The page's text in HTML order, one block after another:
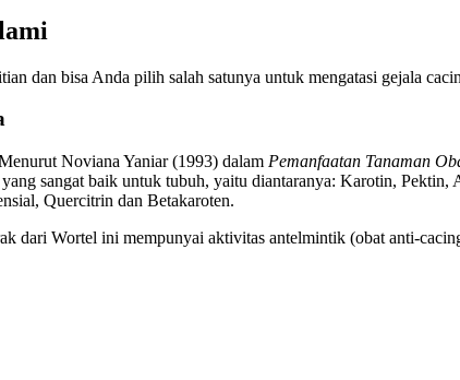
dan bisa Anda pilih salah satunya untuk mengatasi gejala
Noviana Yaniar (1993) dalam Pemanfaatan Tanaman
sangat baik untuk tubuh, yaitu diantaranya: Karotin,
Quercitrin dan Betakaroten.
dari Wortel ini mempunyai aktivitas antelmintik (obat anti-